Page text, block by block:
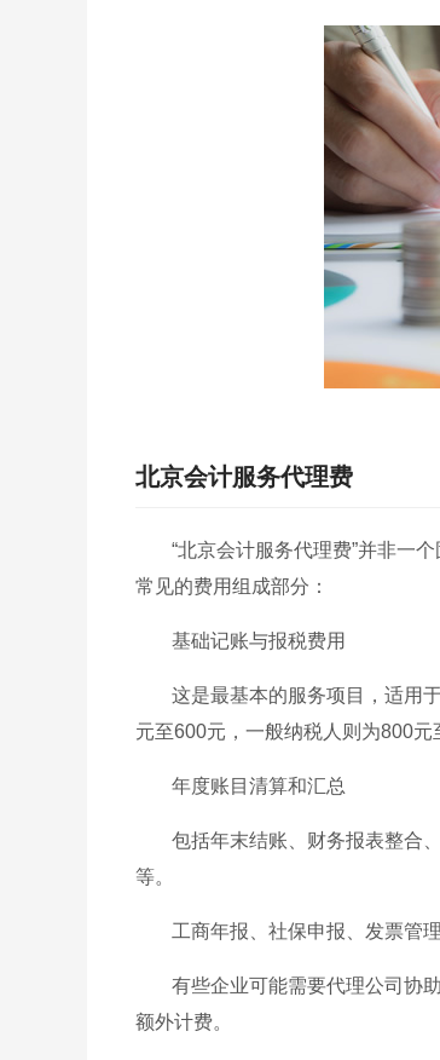
北京会计服务代理费
“北京会计服务代理费”并非一
常见的费用组成部分：
基础记账与报税费用
这是最基本的服务项目，适用
元至600元，一般纳税人则为800元
年度账目清算和汇总
包括年末结账、财务报表整合
等。
工商年报、社保申报、发票管
有些企业可能需要代理公司协
额外计费。